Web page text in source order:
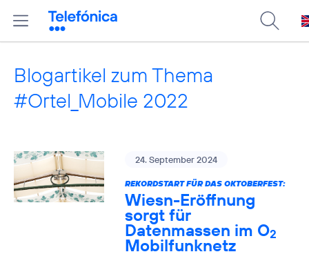
Blogartikel zum Thema
#Ortel_Mobile 2022
24. September 2024
REKORDSTART FÜR DAS OKTOBERFEST:
Wiesn-Eröffnung
sorgt für
Datenmassen im O2
Mobilfunknetz